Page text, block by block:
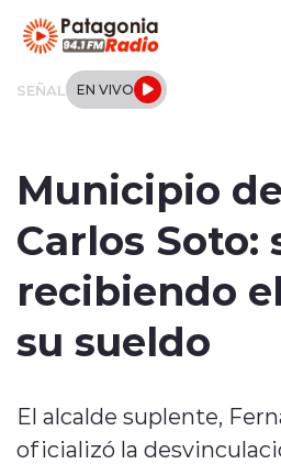
SEÑAL EN VIVO
Regionales
Local
Tendencias
Deportes
Municipio
Carlos Soto:
recibiendo
su sueldo
El alcalde suplente,
oficializó la